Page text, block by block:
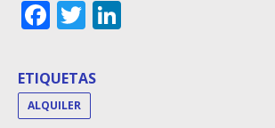
Facebook
Twitter
ETIQUETAS
ALQUILER